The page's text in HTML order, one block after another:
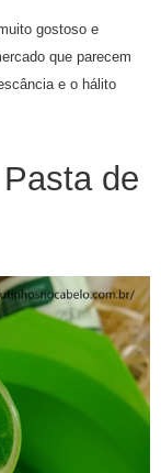
gostoso e
que parecem
e o hálito
de